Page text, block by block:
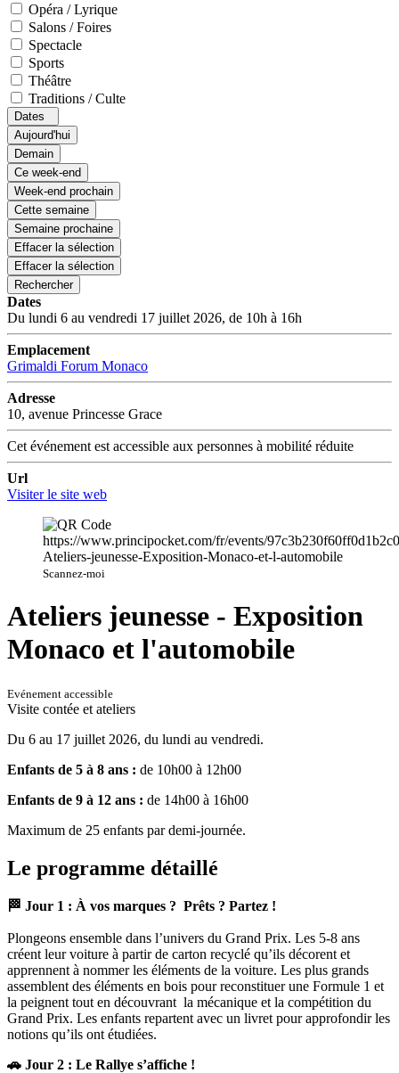
Opéra / Lyrique
Salons / Foires
Spectacle
Sports
Théâtre
Traditions / Culte
Dates
Aujourd'hui
Demain
Ce week-end
Week-end prochain
Cette semaine
Semaine prochaine
Effacer la sélection
Effacer la sélection
Rechercher
Dates
Du lundi 6 au vendredi 17 juillet 2026, de 10h à 16h
Emplacement
Grimaldi Forum Monaco
Adresse
10, avenue Princesse Grace
Cet événement est accessible aux personnes à mobilité réduite
Url
Visiter le site web
Scannez-moi
Ateliers jeunesse - Exposition
Monaco et l'automobile
Evénement accessible
Visite contée et ateliers
Du 6 au 17 juillet 2026, du lundi au vendredi.
Enfants de 5 à 8 ans : de 10h00 à 12h00
Enfants de 9 à 12 ans : de 14h00 à 16h00
Maximum de 25 enfants par demi-journée.
Le programme détaillé
🏁 Jour 1 : À vos marques ? Prêts ? Partez !
Plongeons ensemble dans l’univers du Grand Prix. Les 5-8 ans
créent leur voiture à partir de carton recyclé qu’ils décorent et
apprennent à nommer les éléments de la voiture. Les plus grands
assemblent des éléments en bois pour reconstituer une Formule 1 et
la peignent tout en découvrant la mécanique et la compétition du
Grand Prix. Les enfants repartent avec un livret pour approfondir les
notions qu’ils ont étudiées.
🚗 Jour 2 : Le Rallye s’affiche !